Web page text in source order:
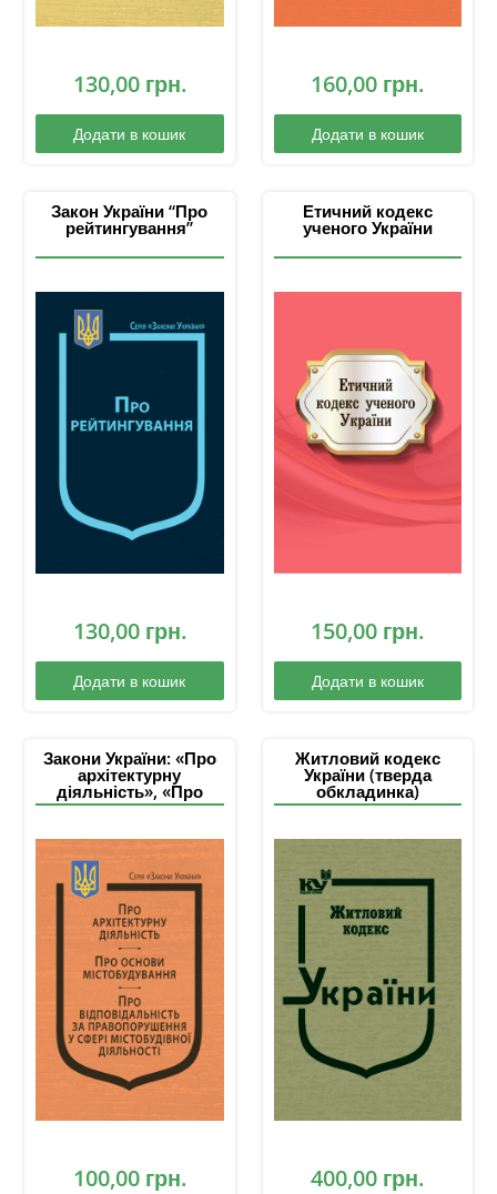
130,00 грн.
Додати в кошик
160,00 грн.
Додати в кошик
Закон України “Про
рейтингування”
130,00 грн.
Додати в кошик
Етичний кодекс
ученого України
150,00 грн.
Додати в кошик
Закони України: «Про
архітектурну
діяльність», «Про
основи
«Про відповідальність
за правопорушення у
сфері містобудівної
діяльності»
100,00 грн.
Житловий кодекс
України (тверда
обкладинка)
400,00 грн.